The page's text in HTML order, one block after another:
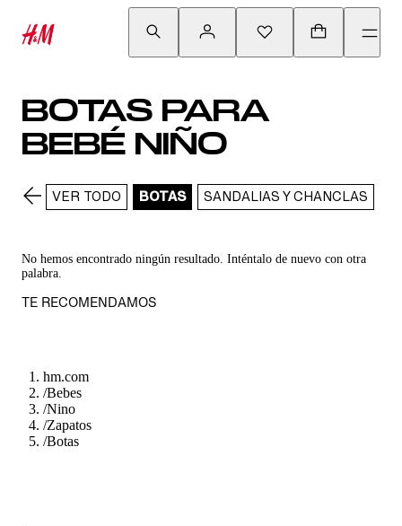
BOTAS PARA
BEBÉ NIÑO
VER TODO BOTAS SANDALIAS Y CHANCLAS
No hemos encontrado ningún resultado. Inténtalo de nuevo con otra
palabra.
TE RECOMENDAMOS
hm.com
/Bebes
/Nino
/Zapatos
/Botas